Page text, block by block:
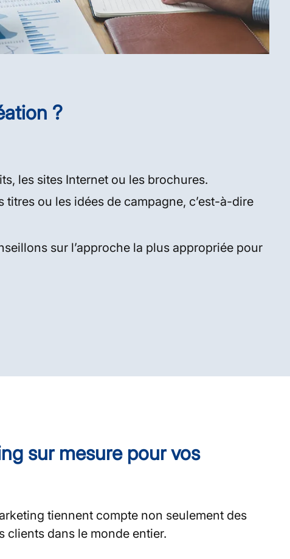
?
les sites Internet ou les brochures.
ou les idées de campagne, c’est-à-dire
sur l’approche la plus appropriée pour
sur mesure pour vos
tiennent compte non seulement des
clients dans le monde entier.